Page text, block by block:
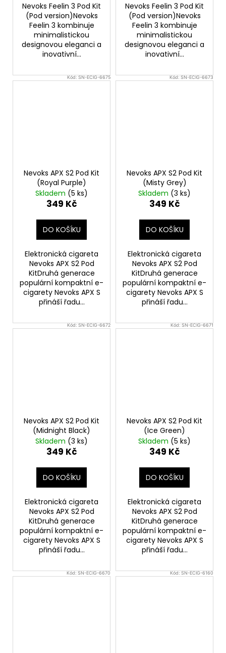
Nevoks Feelin 3 Pod Kit
(Pod version)Nevoks
Feelin 3 kombinuje
minimalistickou
designovou eleganci a
inovativní...
Nevoks Feelin 3 Pod Kit
(Pod version)Nevoks
Feelin 3 kombinuje
minimalistickou
designovou eleganci a
inovativní...
Kód:SN-ECIG-6675
Nevoks APX S2 Pod Kit
(Royal Purple)
Skladem (5 ks)
349 Kč
DO KOŠÍKU
Elektronická cigareta
Nevoks APX S2 Pod
KitDruhá generace
populární kompaktní e-
cigarety Nevoks APX S
přináší řadu...
Kód:SN-ECIG-6673
Nevoks APX S2 Pod Kit
(Misty Grey)
Skladem (3 ks)
349 Kč
DO KOŠÍKU
Elektronická cigareta
Nevoks APX S2 Pod
KitDruhá generace
populární kompaktní e-
cigarety Nevoks APX S
přináší řadu...
Kód:SN-ECIG-6672
Nevoks APX S2 Pod Kit
(Midnight Black)
Skladem (3 ks)
349 Kč
DO KOŠÍKU
Elektronická cigareta
Nevoks APX S2 Pod
KitDruhá generace
populární kompaktní e-
cigarety Nevoks APX S
přináší řadu...
Kód:SN-ECIG-6671
Nevoks APX S2 Pod Kit
(Ice Green)
Skladem (5 ks)
349 Kč
DO KOŠÍKU
Elektronická cigareta
Nevoks APX S2 Pod
KitDruhá generace
populární kompaktní e-
cigarety Nevoks APX S
přináší řadu...
Kód: SN-ECIG-6670 Kód: SN-ECIG-6160